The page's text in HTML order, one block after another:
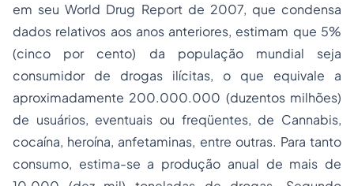
em seuWorld Drug Reportde 2007, que condensa
dados relativos aos anos anteriores, estimam que 5%
(cinco por cento) da população mundial seja
consumidor de drogas ilícitas, o que equivale a
aproximadamente 200.000.000 (duzentos milhões)
de usuários, eventuais ou freqüentes, de Cannabis,
cocaína, heroína, anfetaminas, entre outras. Para tanto
consumo, estima-se a produção anual de mais de